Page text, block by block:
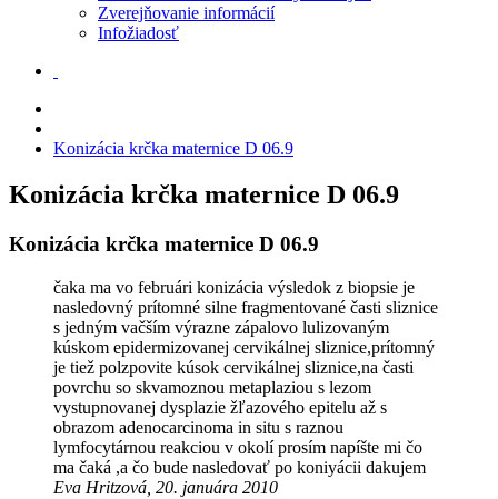
Zverejňovanie informácií
Infožiadosť
Konizácia krčka maternice D 06.9
Konizácia krčka maternice D 06.9
Konizácia krčka maternice D 06.9
čaka ma vo februári konizácia výsledok z biopsie je
nasledovný prítomné silne fragmentované časti sliznice
s jedným vačším výrazne zápalovo lulizovaným
kúskom epidermizovanej cervikálnej sliznice,prítomný
je tiež polzpovite kúsok cervikálnej sliznice,na časti
povrchu so skvamoznou metaplaziou s lezom
vystupnovanej dysplazie žľazového epitelu až s
obrazom adenocarcinoma in situ s raznou
lymfocytárnou reakciou v okolí prosím napíšte mi čo
ma čaká ,a čo bude nasledovať po koniyácii dakujem
Eva Hritzová, 20. januára 2010